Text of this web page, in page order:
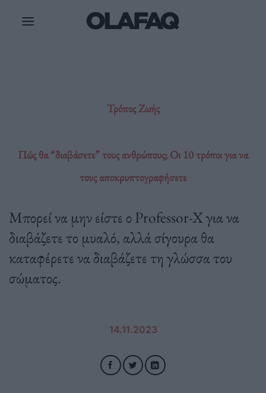
Τρόπος Ζωής
Πώς θα “διαβάσετε” τους ανθρώπους; Οι 10 τρόποι για να
τους αποκρυπτογραφήσετε
Μπορεί να μην είστε ο Professor-X για να
διαβάζετε το μυαλό, αλλά σίγουρα θα
καταφέρετε να διαβάζετε τη γλώσσα του
σώματος.
14.11.2023